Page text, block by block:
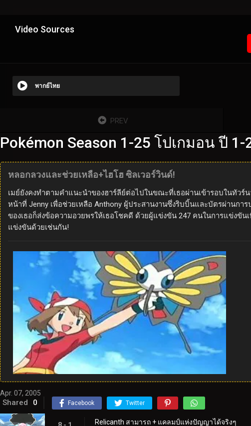
Video Sources
พากย์ไทย
PREV
Pokémon Season 1-25 โปเกมอน ปี
หลอกลวงและช่วยเหลือ+ไฮโฮ ซิลเวอร์วินด์!
เมย์ยังคงทำตามคำแนะนำของฮาร์ลีย์ต่อไปในขณะที่เธอผ่านเข้ารอบในทัวร์
หน้าที่ Jenny เพื่อช่วยเหลือ Anthony ผู้ประสานงานซึ่งริบบิ้นและบัตรผ่านกา
ของเธอก็ส่งข้อความอวยพรให้เธอโชคดี ด้วยผู้แข่งขัน 247 คนในการแข่งขัน
แข่งขันด้วยเช่นกัน!
Apr. 07, 2005
Shared 0 Facebook Twitter
Relicanth สามารถ + แคลมป์แห่งปัญญาได้จริงๆ